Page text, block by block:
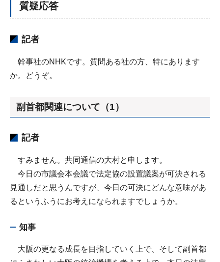
質疑応答
記者
幹事社のNHKです。質問ある社の方、特にあります
か。どうぞ。
副首都関連について（1）
記者
すみません。共同通信の大村と申します。
今日の市議会本会議で法定協の設置議案が可決される
見通しだと思うんですが、今日の可決にどんな意味があ
るというふうにお考えになられますでしょうか。
知事
大阪の更なる成長を目指していく上で、そして副首都